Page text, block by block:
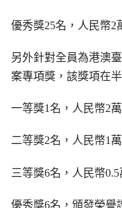
優秀獎25名，人民幣2
另外針對全員為港澳
案專項獎，該獎項在
一等獎1名，人民幣2萬
二等獎2名，人民幣1萬
三等獎6名，人民幣0.5
優秀獎6名，頒發榮譽